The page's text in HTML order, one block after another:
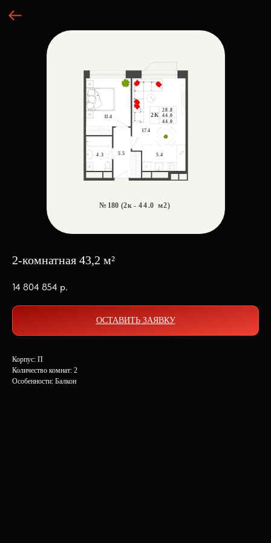
2-комнатная 43,2 м²
14 804 854 р.
ОСТАВИТЬ ЗАЯВКУ
Корпус: П
Количество комнат: 2
Особенности: Балкон